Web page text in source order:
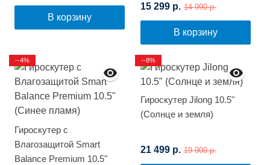
В корзину
(Черный карбон)
15 299 р. 14 990 р.
В корзину
Гироскутер с
Влагозащитой Smart
Balance Premium 10.5"
--4%
Гироскутер Jilong 10.5"
(Солнце и земля)
21 499 р. 19 900 р.
--8%